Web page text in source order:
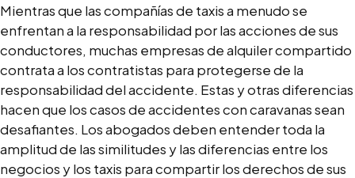
Mientras que las compañías de taxis a menudo se
enfrentan a la responsabilidad por las acciones de sus
conductores, muchas empresas de alquiler compartido
contrata a los contratistas para protegerse de la
responsabilidad del accidente. Estas y otras diferencias
hacen que los casos de accidentes con caravanas sean
desafiantes. Los abogados deben entender toda la
amplitud de las similitudes y las diferencias entre los
negocios y los taxis para compartir los derechos de sus